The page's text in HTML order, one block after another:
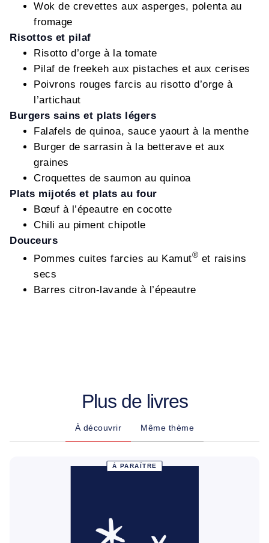
Wok de crevettes aux asperges, polenta au
fromage
Risottos et pilaf
Risotto d’orge à la tomate
Pilaf de freekeh aux pistaches et aux cerises
Poivrons rouges farcis au risotto d’orge à
l’artichaut
Burgers sains et plats légers
Falafels de quinoa, sauce yaourt à la menthe
Burger de sarrasin à la betterave et aux
graines
Croquettes de saumon au quinoa
Plats mijotés et plats au four
Bœuf à l’épeautre en cocotte
Chili au piment chipotle
Douceurs
Pommes cuites farcies au Kamut® et raisins
secs
Barres citron-lavande à l’épeautre
Plus de livres
À découvrir Même thème
À PARAÎTRE